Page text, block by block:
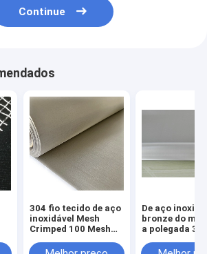
Continue
304 fio tecido de aço
inoxidável Mesh
Crimped 100 Mesh
De aço
bronze do
a polegada
malha 10